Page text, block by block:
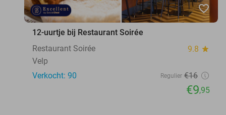
favorite_border
12-uurtje bij Restaurant Soirée
Restaurant Soirée
9.8 star
Velp
Verkocht: 90
Regulier €16
€9,95